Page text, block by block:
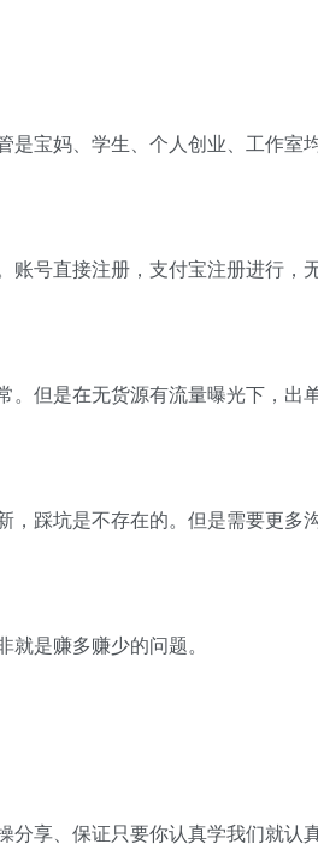
宝妈、学生、个人创业、工作
号直接注册，支付宝注册进行，
但是在无货源有流量曝光下，出
踩坑是不存在的。但是需要更多
是赚多赚少的问题。
分享、保证只要你认真学我们就